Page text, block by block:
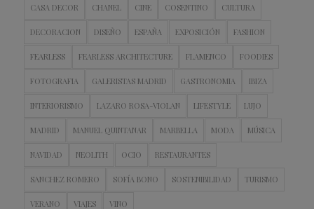
CASA DECOR CHANEL CINE COSENTINO CULTURA
DECORACION DISEÑO ESPAÑA EXPOSICIÓN FASHION
FEARLESS FEARLESS ARCHITECTURE FLAMENCO FOODIES
FOTOGRAFIA GALERISTAS MADRID GASTRONOMIA IBIZA
INTERIORISMO LAZARO ROSA-VIOLAN LIFESTYLE LUJO
MADRID MANUEL QUINTANAR MARBELLA MODA MÚSICA
NAVIDAD NEOLITH OCIO RESTAURANTES
SANCHEZ ROMERO SOFÍA BONO SOSTENIBILIDAD TURISMO
VERANO VIAJES VINO